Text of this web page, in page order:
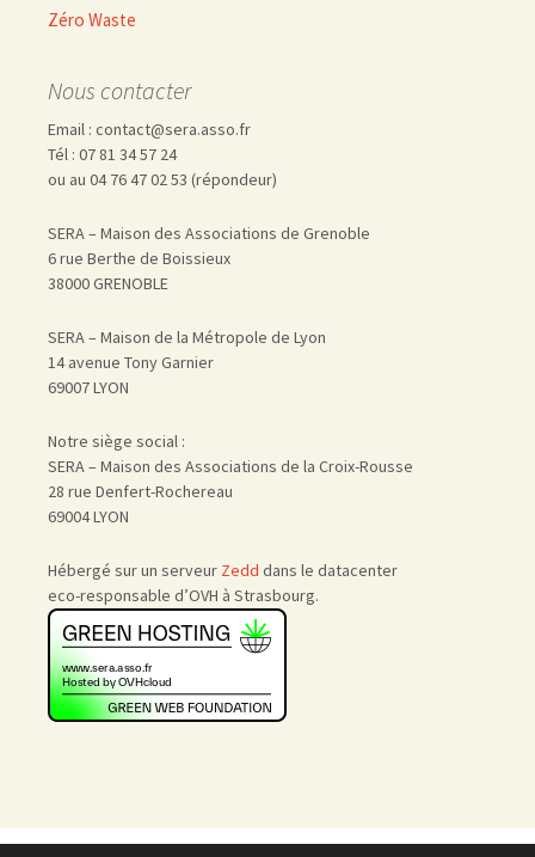
Zéro Waste
Nous contacter
Email : contact@sera.asso.fr
Tél : 07 81 34 57 24
ou au 04 76 47 02 53 (répondeur)
SERA – Maison des Associations de Grenoble
6 rue Berthe de Boissieux
38000 GRENOBLE
SERA – Maison de la Métropole de Lyon
14 avenue Tony Garnier
69007 LYON
Notre siège social :
SERA – Maison des Associations de la Croix-Rousse
28 rue Denfert-Rochereau
69004 LYON
Hébergé sur un serveur Zedd dans le datacenter
eco-responsable d’OVH à Strasbourg.